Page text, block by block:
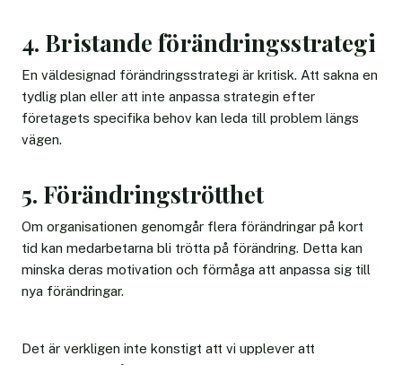
4. Bristande förändringsstrategi
En väldesignad förändringsstrategi är kritisk. Att sakna en
tydlig plan eller att inte anpassa strategin efter
företagets specifika behov kan leda till problem längs
vägen.
5. Förändringströtthet
Om organisationen genomgår flera förändringar på kort
tid kan medarbetarna bli trötta på förändring. Detta kan
minska deras motivation och förmåga att anpassa sig till
nya förändringar.
Det är verkligen inte konstigt att vi upplever att